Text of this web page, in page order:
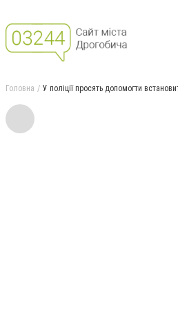
Головна У поліції просять допомогти